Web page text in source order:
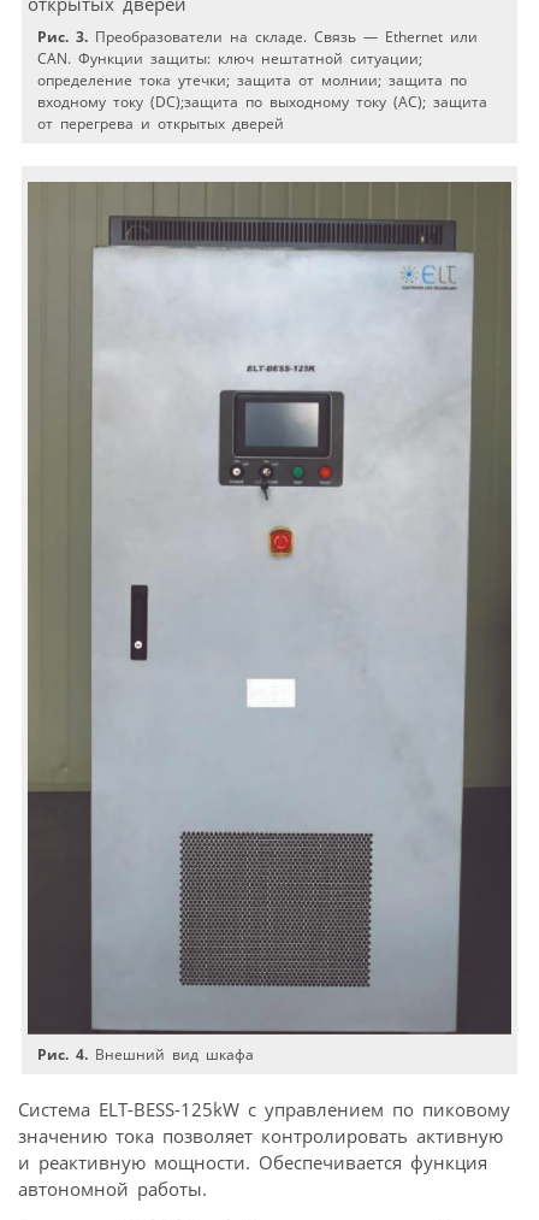
Рис. 3. Преобразователи на складе. Связь — Ethernet или
CAN. Функции защиты: ключ нештатной ситуации;
определение тока утечки; защита от молнии; защита по
входному току (DC);защита по выходному току (АС); защита
от перегрева и открытых дверей
Рис. 4. Внешний вид шкафа
Система ELT-BESS-125kW с управлением по пиковому
значению тока позволяет контролировать активную
и реактивную мощности. Обеспечивается функция
автономной работы.